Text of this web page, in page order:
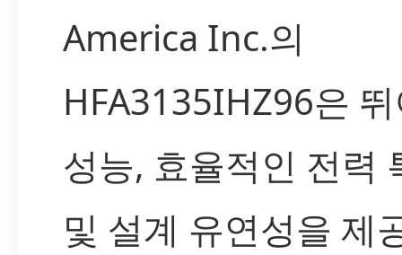
America Inc.의
HFA3135IHZ96은
성능, 효율적인 전력
및 설계 유연성을 제